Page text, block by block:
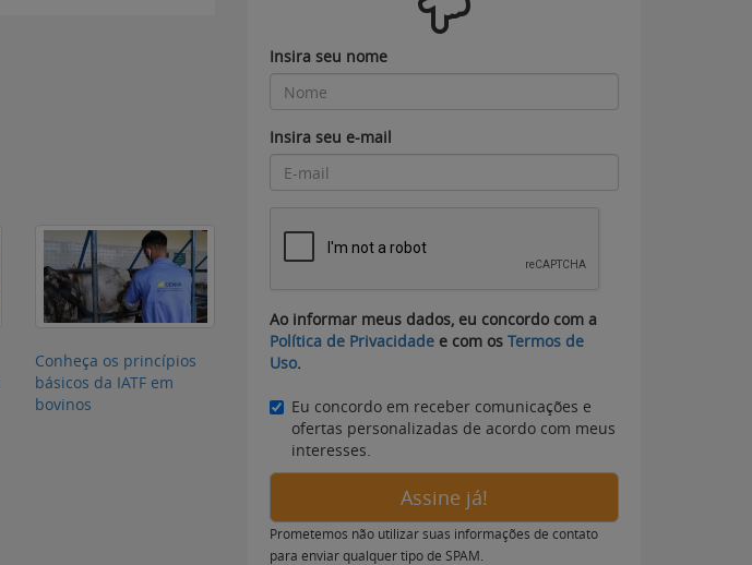
Conheça os princípios
básicos da IATF em
bovinos
Insira seu nome
Insira seu e-mail
Ao informar meus dados, eu concordo com a
Política de Privacidade e com os Termos de
Uso.
Eu concordo em receber comunicações e
ofertas personalizadas de acordo com meus
interesses.
Assine já!
Prometemos não utilizar suas informações de contato
para enviar qualquer tipo de SPAM.